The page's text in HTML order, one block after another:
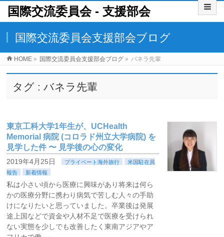
国際交流委員会 ‐ 支援部会
国際交流委員会支援部会ブログ
HOME » 国際交流委員会支援部会ブログ » バネラ先輩
タグ : バネラ先輩
東京工科大学1年生が、UCHealth
Memorial 病院 (コロラド州立大学病院) を
見学した件 〜 見学後の心の変化
2019年4月25日 プライベート海外旅行
米国駐在員
報告
新着情報
私は小さい頃から医療に興味があり将来は何ら
かの医療分野に携わり病気で苦しむ人々の手助
けになりたいと思っていました。卒業後は発展
途上国などで資金や人材不足で医療を受けられ
ない実態を少しでも改善したく東南アジアやア